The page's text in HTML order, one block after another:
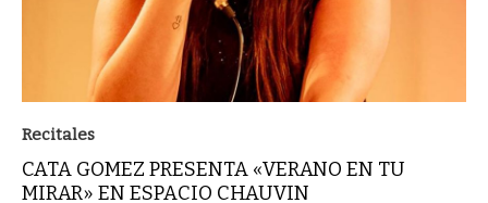
Recitales
CATA GOMEZ PRESENTA «VERANO EN TU
MIRAR» EN ESPACIO CHAUVIN